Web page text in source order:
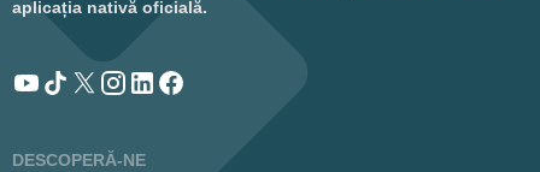
aplicația nativă oficială.
DESCOPERĂ-NE